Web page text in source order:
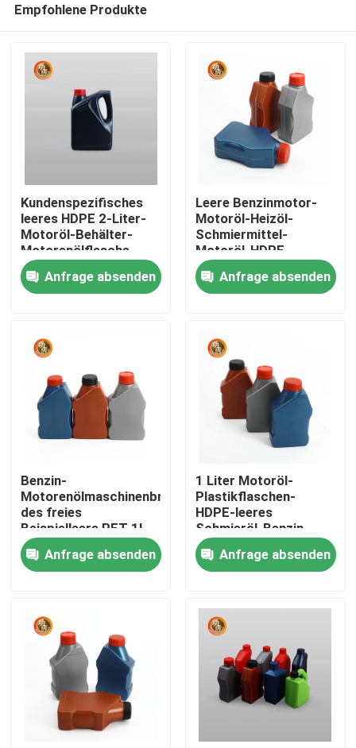
Startseite
Produkte
Videos
VR Show
Über uns
Fabrik Tour
Kontakt
Nachrichten
Empfohlene Produkte
Kundenspezifisches
leeres HDPE 2-Liter-
Motoröl-Behälter-
Motorenölflasche
Anfrage absenden
Leere Benzinmotor-
Motoröl-Heizöl-
Schmiermittel-
Motoröl-HDPE-
Kunststoffflasche
Anfrage absenden
Benzin-
Motorenölmaschinenbrennölhdpeschmiermittelflasche
des freies
Beispielleere PET 1l
Anfrage absenden
1 Liter Motoröl-
Plastikflaschen-
HDPE-leeres
Schmieröl-Benzin
Plastikflasche
Anfrage absenden